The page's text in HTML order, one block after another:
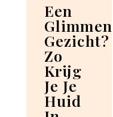
Een
Glimmend
Gezicht?
Zo
Krijg
Je Je
Huid